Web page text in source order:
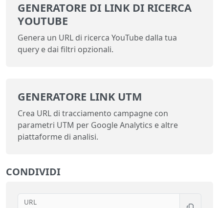
GENERATORE DI LINK DI RICERCA
YOUTUBE
Genera un URL di ricerca YouTube dalla tua
query e dai filtri opzionali.
GENERATORE LINK UTM
Crea URL di tracciamento campagne con
parametri UTM per Google Analytics e altre
piattaforme di analisi.
CONDIVIDI
URL